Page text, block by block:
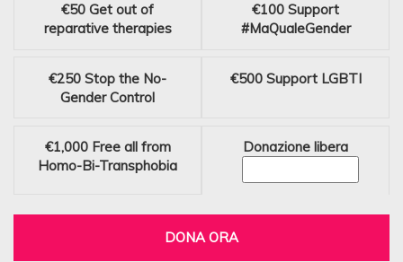
€50 Get out of
reparative therapies
€100 Support
#MaQualeGender
€250 Stop the No-
Gender Control
€500 Support LGBTI
€1,000 Free all from
Homo-Bi-Transphobia
Donazione libera
DONA ORA